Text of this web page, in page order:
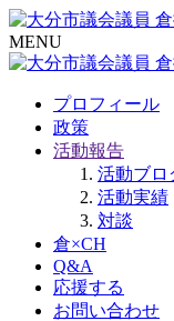
MENU
プロフィール
政策
活動報告
活動ブロ
活動実績
対談
倉×CH
Q&A
応援する
お問い合わせ